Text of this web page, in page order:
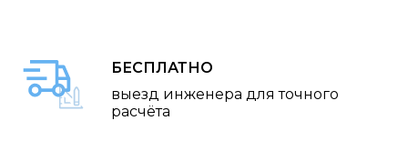
БЕСПЛАТНО
выезд инженера для точного
расчёта